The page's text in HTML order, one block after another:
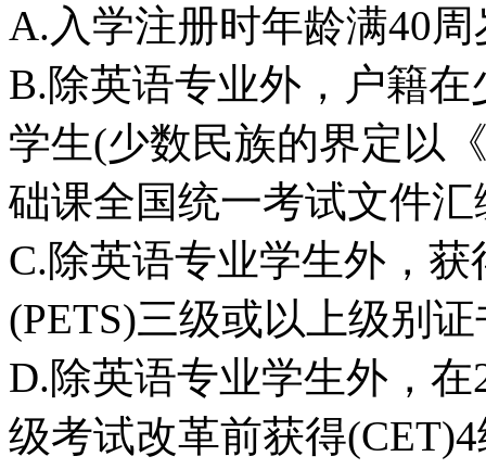
A.入学注册时年龄满40
B.除英语专业外，户籍
学生(少数民族的界定以
础课全国统一考试文件
C.除英语专业学生外，
(PETS)三级或以上级别
D.除英语专业学生外，
级考试改革前获得